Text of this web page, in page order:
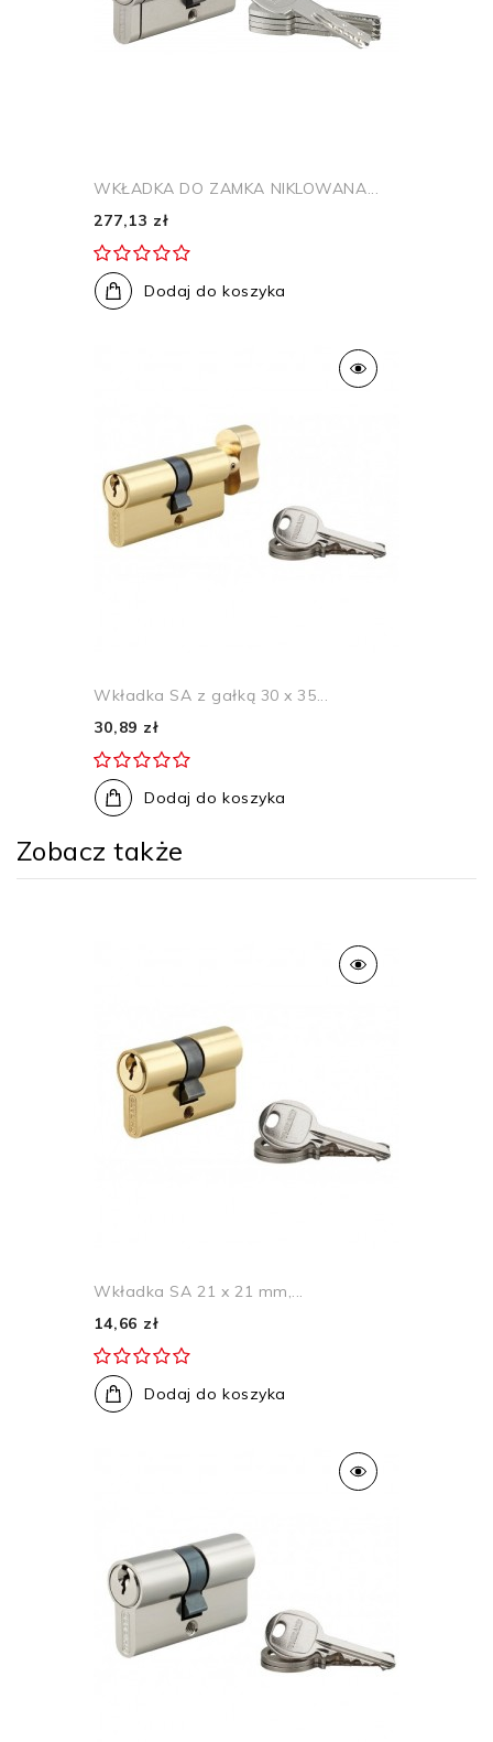
WKŁADKA DO ZAMKA NIKLOWANA...
277,13 zł
Dodaj do koszyka
Wkładka SA z gałką 30 x 35...
30,89 zł
Dodaj do koszyka
Zobacz także
Wkładka SA 21 x 21 mm,...
14,66 zł
Dodaj do koszyka